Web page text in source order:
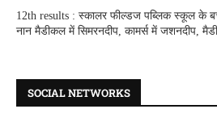
12th results : स्कालर फील्डज पब्लिक स्कूल के
नान मैडीकल में सिमरनदीप, कामर्स में जशनदीप,
SOCIAL NETWORKS